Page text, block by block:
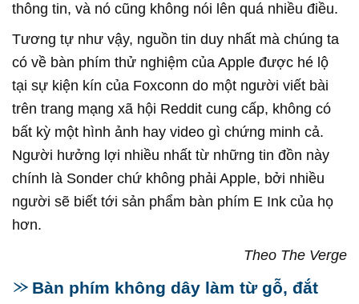
thông tin, và nó cũng không nói lên quá nhiều điều.
Tương tự như vậy, nguồn tin duy nhất mà chúng ta
có về bàn phím thử nghiệm của Apple được hé lộ
tại sự kiện kín của Foxconn do một người viết bài
trên trang mạng xã hội Reddit cung cấp, không có
bất kỳ một hình ảnh hay video gì chứng minh cả.
Người hưởng lợi nhiều nhất từ những tin đồn này
chính là Sonder chứ không phải Apple, bởi nhiều
người sẽ biết tới sản phẩm bàn phím E Ink của họ
hơn.
Theo The Verge
Bàn phím không dây làm từ gỗ, đắt